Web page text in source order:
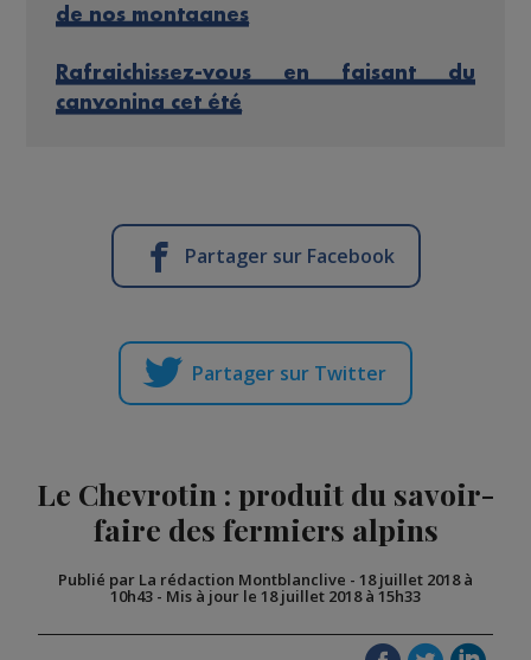
de nos montagnes
Rafraichissez-vous en faisant du
canyoning cet été
Partager sur Facebook
Partager sur Twitter
Le Chevrotin : produit du savoir-
faire des fermiers alpins
Publié par La rédaction Montblanclive - 18 juillet 2018 à
10h43 - Mis à jour le 18 juillet 2018 à 15h33